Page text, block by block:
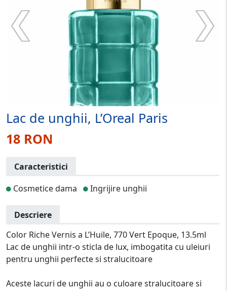
Lac de unghii, L’Oreal Paris
18 RON
Caracteristici
Cosmetice dama
Ingrijire unghii
Descriere
Color Riche Vernis a L’Huile, 770 Vert Epoque, 13.5ml
Lac de unghii intr-o sticla de lux, imbogatita cu uleiuri
pentru unghii perfecte si stralucitoare
Aceste lacuri de unghii au o culoare stralucitoare si